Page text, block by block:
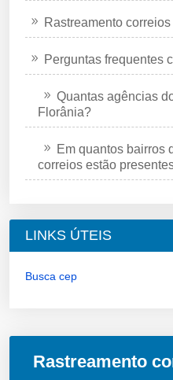
Rastreamento
Perguntas frequentes
Quantas agências
Florânia?
Em quantos bairros
correios estão
LINKS ÚTEIS
Busca cep
Rastreamento